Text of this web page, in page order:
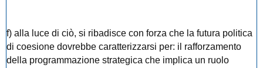
f) alla luce di ciò, si ribadisce con forza che la futura politica
di coesione dovrebbe caratterizzarsi per: il rafforzamento
della programmazione strategica che implica un ruolo